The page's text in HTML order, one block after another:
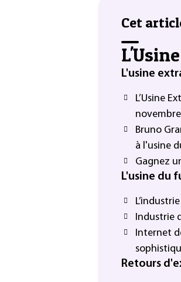
Cet
L'usine
L’Usine
Bruno
à l'usine
Gagnez
L'usine du
Industrie
Internet
Retours